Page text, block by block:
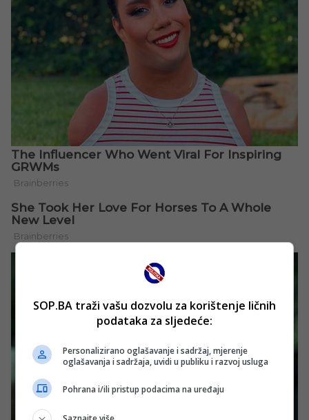
SOP.BA traži vašu dozvolu za korištenje ličnih
podataka za sljedeće:
Personalizirano oglašavanje i sadržaj, mjerenje
oglašavanja i sadržaja, uvidi u publiku i razvoj usluga
Pohrana i/ili pristup podacima na uređaju